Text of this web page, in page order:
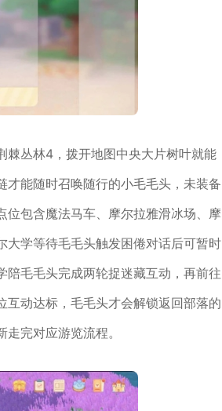
棘丛林4，拨开地图中央大片树叶就能
能随时召唤随行的小毛毛头，未装备
位包含魔法马车、摩尔拉雅滑冰场、摩
大学等待毛毛头触发困倦对话后可暂时
毛毛头完成两轮捉迷藏互动，再前往
动达标，毛毛头才会解锁返回部落的
完对应游览流程。